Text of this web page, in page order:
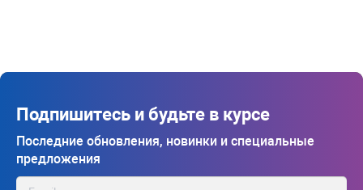
Подпишитесь и будьте в курсе
Последние обновления, новинки и специальные
предложения